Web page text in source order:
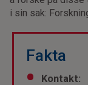
i sin sak:
Fakta
Kontakt: